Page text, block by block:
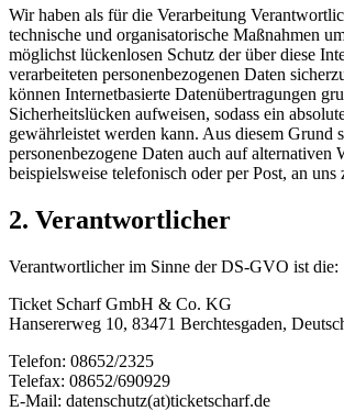
Wir haben als für die Verarbeitung
technische und organisatorische Maßnahmen
möglichst lückenlosen Schutz der über diese
verarbeiteten personenbezogenen Daten
können Internetbasierte Datenübertragungen
Sicherheitslücken aufweisen, sodass ein
gewährleistet werden kann. Aus diesem Grund
personenbezogene Daten auch auf alternativen
beispielsweise telefonisch oder per Post, an uns
2. Verantwortlicher
Verantwortlicher im Sinne der DS-GVO ist die:
Ticket Scharf GmbH & Co. KG
Hansererweg 10, 83471 Berchtesgaden,
Telefon: 08652/2325
Telefax: 08652/690929
E-Mail: datenschutz(at)ticketscharf.de